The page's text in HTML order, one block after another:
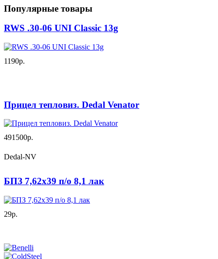
Популярные товары
RWS .30-06 UNI Classic 13g
1190р.
Прицел тепловиз. Dedal Venator
491500р.
Dedal-NV
БПЗ 7,62х39 п/о 8,1 лак
29р.